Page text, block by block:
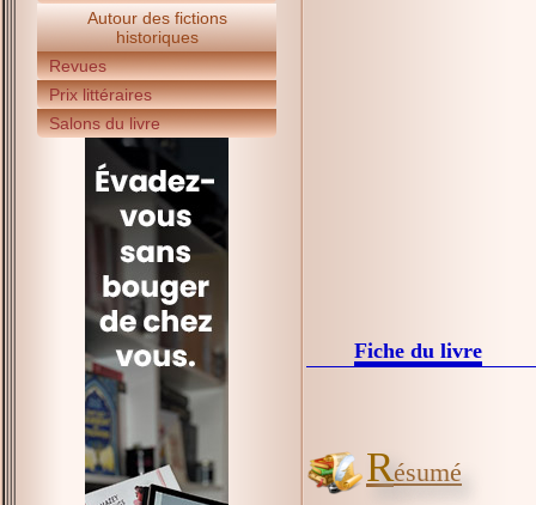
Autour des fictions
historiques
Revues
Prix littéraires
Salons du livre
Fiche du livre
Résumé